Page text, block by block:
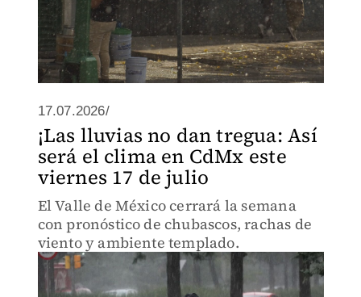
17.07.2026/
¡Las lluvias no dan tregua: Así
será el clima en CdMx este
viernes 17 de julio
El Valle de México cerrará la semana
con pronóstico de chubascos, rachas de
viento y ambiente templado.